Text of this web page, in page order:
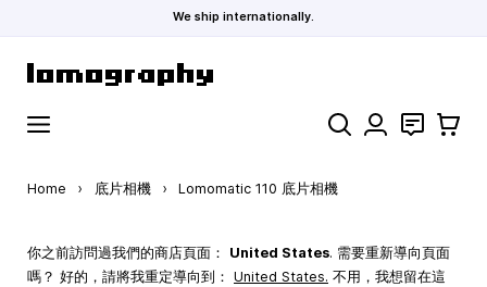
We ship internationally.
Search 聯絡 購物車
Home › 底片相機 › Lomomatic 110 底片相機
你之前訪問過我們的商店頁面： United States. 需要重新導向頁面
嗎？ 好的，請將我重定導向到： United States. 不用，我想留在這